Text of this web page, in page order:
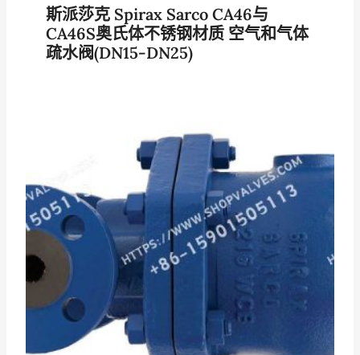
斯派莎克 Spirax Sarco CA46与
CA46S奥氏体不锈钢材质 空气和气体
疏水阀(DN15-DN25)